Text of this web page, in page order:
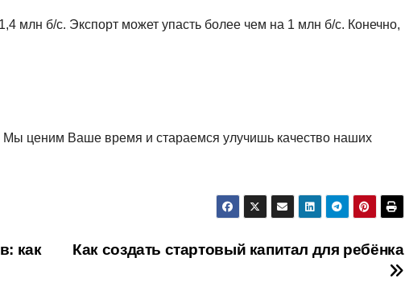
млн б/с. Экспорт может упасть более чем на 1 млн б/с. Конечно,
ценим Ваше время и стараемся улучишь качество наших
Как создать стартовый капитал для ребёнка
как